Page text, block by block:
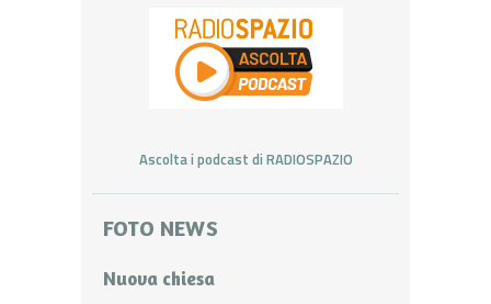
Ascolta i podcast di RADIOSPAZIO
FOTO NEWS
Nuova chiesa